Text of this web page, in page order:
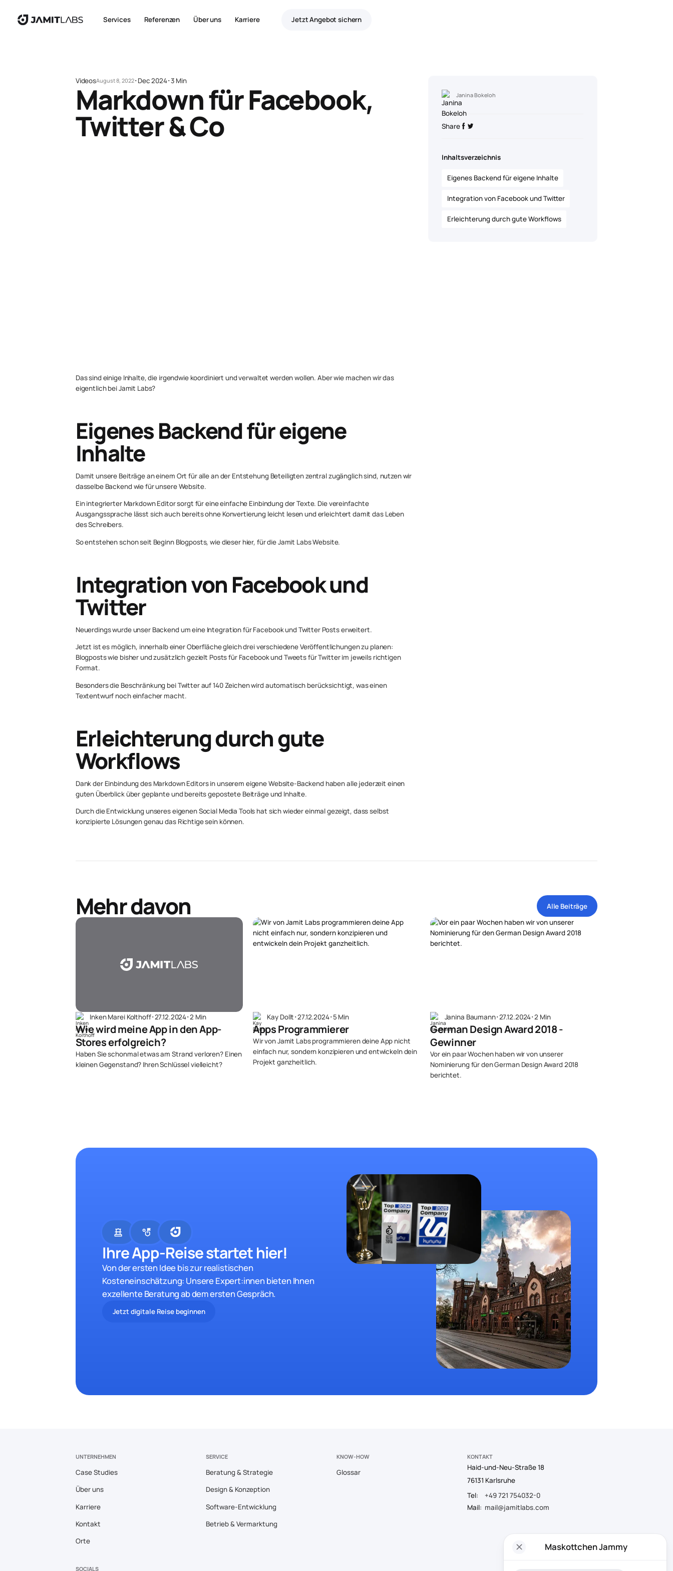
Services Referenzen Über uns Karriere Jetzt Angebot sichern
VideosAugust 8, 2022･Dec 2024･3 Min
Markdown für Facebook,
Twitter & Co
Das sind einige Inhalte, die irgendwie koordiniert und verwaltet werden wollen. Aber wie machen wir das
eigentlich bei Jamit Labs?
Eigenes Backend für eigene
Inhalte
Damit unsere Beiträge an einem Ort für alle an der Entstehung Beteiligten zentral zugänglich sind, nutzen wir
dasselbe Backend wie für unsere Website.
Ein integrierter Markdown Editor sorgt für eine einfache Einbindung der Texte. Die vereinfachte
Ausgangssprache lässt sich auch bereits ohne Konvertierung leicht lesen und erleichtert damit das Leben
des Schreibers.
So entstehen schon seit Beginn Blogposts, wie dieser hier, für die Jamit Labs Website.
Integration von Facebook und
Twitter
Neuerdings wurde unser Backend um eine Integration für Facebook und Twitter Posts erweitert.
Jetzt ist es möglich, innerhalb einer Oberfläche gleich drei verschiedene Veröffentlichungen zu planen:
Blogposts wie bisher und zusätzlich gezielt Posts für Facebook und Tweets für Twitter im jeweils richtigen
Format.
Besonders die Beschränkung bei Twitter auf 140 Zeichen wird automatisch berücksichtigt, was einen
Textentwurf noch einfacher macht.
Erleichterung durch gute
Workflows
Dank der Einbindung des Markdown Editors in unserem eigene Website-Backend haben alle jederzeit einen
guten Überblick über geplante und bereits gepostete Beiträge und Inhalte.
Durch die Entwicklung unseres eigenen Social Media Tools hat sich wieder einmal gezeigt, dass selbst
konzipierte Lösungen genau das Richtige sein können.
Janina Bokeloh
Share
Inhaltsverzeichnis
Eigenes Backend für eigene Inhalte
Integration von Facebook und Twitter
Erleichterung durch gute Workflows
Mehr davon Alle Beiträge
Inken Marei Kolthoff･27.12.2024･2 Min
Wie wird meine App in den App-
Stores erfolgreich?
Haben Sie schonmal etwas am Strand verloren? Einen
kleinen Gegenstand? Ihren Schlüssel vielleicht?
Kay Dollt･27.12.2024･5 Min
Apps Programmierer
Wir von Jamit Labs programmieren deine App nicht
einfach nur, sondern konzipieren und entwickeln dein
Projekt ganzheitlich.
Janina Baumann･27.12.2024･2 Min
German Design Award 2018 -
Gewinner
Vor ein paar Wochen haben wir von unserer
Nominierung für den German Design Award 2018
berichtet.
chess strategy
Ihre App-Reise startet hier!
Von der ersten Idee bis zur realistischen
Kosteneinschätzung: Unsere Expert:innen bieten Ihnen
exzellente Beratung ab dem ersten Gespräch.
Jetzt digitale Reise beginnen
UNTERNEHMEN
Case Studies
Über uns
Karriere
Kontakt
Orte
SERVICE
Beratung & Strategie
Design & Konzeption
Software-Entwicklung
Betrieb & Vermarktung
KNOW-HOW
Glossar
KONTAKT
Haid-und-Neu-Straße 18
76131 Karlsruhe
Tel:
+49 721 754032-0
Mail: mail@jamitlabs.com
SOCIALS
close Maskottchen Jammy